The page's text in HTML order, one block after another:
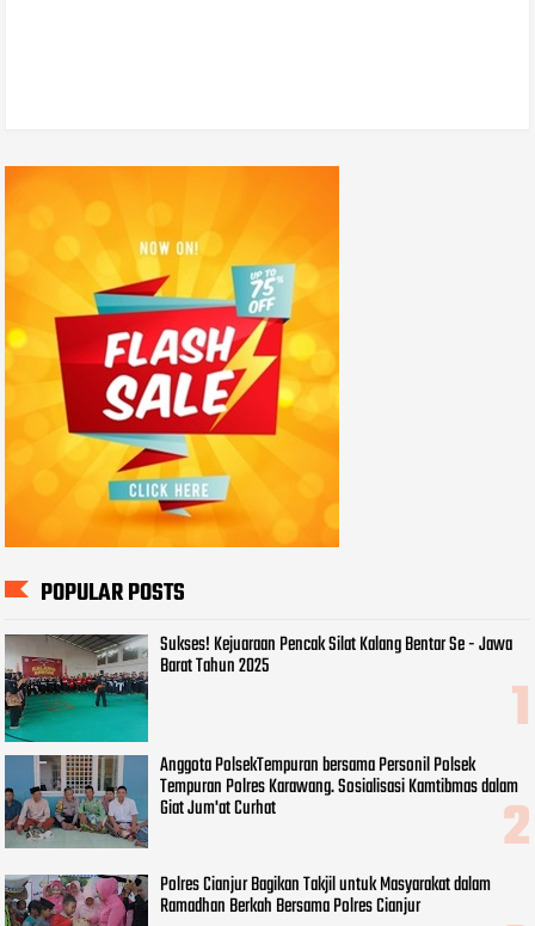
POPULAR POSTS
Sukses! Kejuaraan Pencak Silat Kalang Bentar Se - Jawa
Barat Tahun 2025
Anggota PolsekTempuran bersama Personil Polsek
Tempuran Polres Karawang. Sosialisasi Kamtibmas dalam
Giat Jum'at Curhat
Polres Cianjur Bagikan Takjil untuk Masyarakat dalam
Ramadhan Berkah Bersama Polres Cianjur